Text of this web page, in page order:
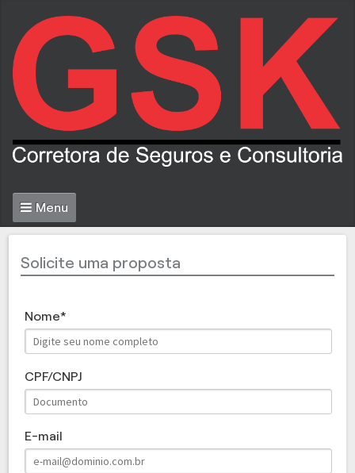
Menu
Solicite uma proposta
Nome
CPF/CNPJ
E-mail